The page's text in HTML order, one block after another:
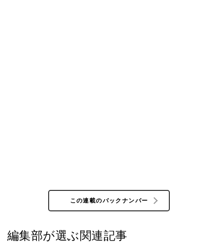
この連載のバックナンバー
編集部が選ぶ関連記事